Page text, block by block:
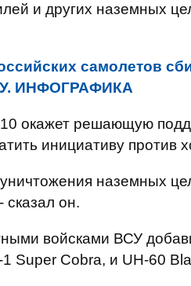
и других наземных
самолетов
ИНФОГРАФИКА
окажет решающую
инициативу против
наземных
сказал он.
войсками ВСУ
Super Cobra, и UH-60